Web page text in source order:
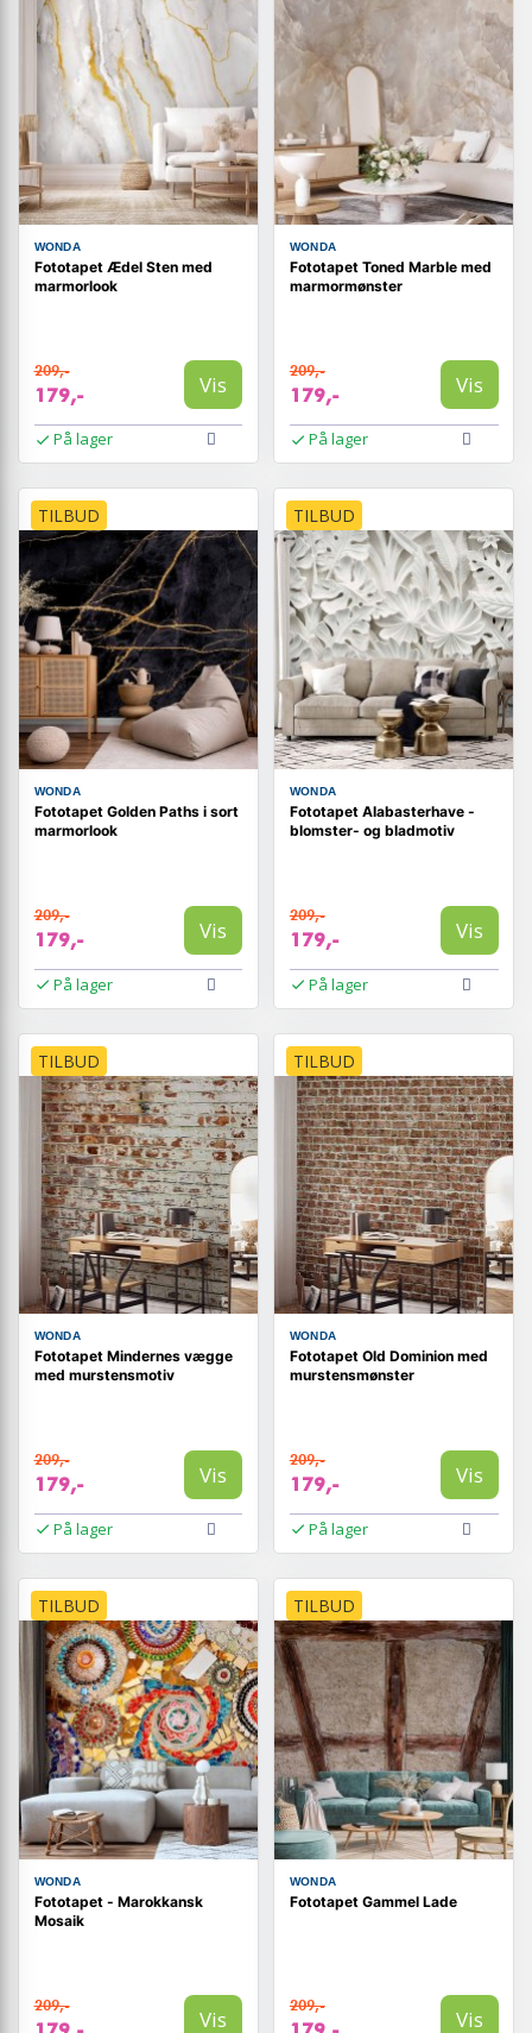
WONDA
Fototapet Ædel Sten med
marmorlook
209,-
179,- Vis
På lager
WONDA
Fototapet Toned Marble med
marmormønster
209,-
179,- Vis
På lager
TILBUD
WONDA
Fototapet Golden Paths i sort
marmorlook
209,-
179,- Vis
På lager
TILBUD
WONDA
Fototapet Alabasterhave -
blomster- og bladmotiv
209,-
179,- Vis
På lager
TILBUD
WONDA
Fototapet Mindernes vægge
med murstensmotiv
209,-
179,- Vis
På lager
TILBUD
WONDA
Fototapet Old Dominion med
murstensmønster
209,-
179,- Vis
På lager
TILBUD
WONDA
Fototapet - Marokkansk
Mosaik
209,-
Vis
TILBUD
WONDA
Fototapet Gammel Lade
209,-
Vis